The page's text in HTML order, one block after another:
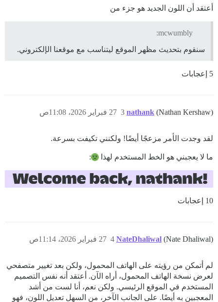
أعتقد أن اللون الجديد هو جزء من
mcwumbly:
سنقوم بتحديث مظهر الموقع ليتناسب مع موقعنا الإلكتروني.
5 إعجابات
nathank (Nathan Kershaw) 27 فبراير 2026، 11:08ص 3
لقد وجدت الأمر مزعجًا أيضًا! ولكنني تكيفت بسرعة.
ما لا يعجبني هو الخط المستخدم لهذا :
10 إعجابات
NateDhaliwal (Nate Dhaliwal) 27 فبراير 2026، 11:14ص 4
لم أتمكن من رؤيته على الهاتف المحمول، ولكن بعد تغيير متصفحي
لعرض نسخة الهاتف المحمول، أراه الآن. أعتقد أنه نفس التصميم
المستخدم في الموقع الرئيسي. ولكن نعم، أنا لست من أشد
المعجبين به أيضًا. على الجانب الآخر، من السهل تعديل اللون، فهو